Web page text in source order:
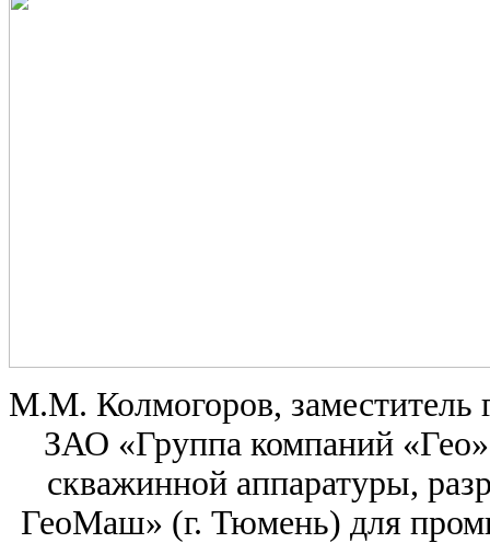
М.М. Колмогоров, заместитель
ЗАО «Группа компаний
скважинной аппаратуры,
ГеоМаш» (г. Тюмень) для